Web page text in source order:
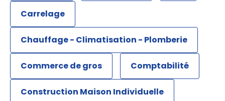
Carrelage
Chauffage - Climatisation - Plomberie
Commerce de gros Comptabilité
Construction Maison Individuelle